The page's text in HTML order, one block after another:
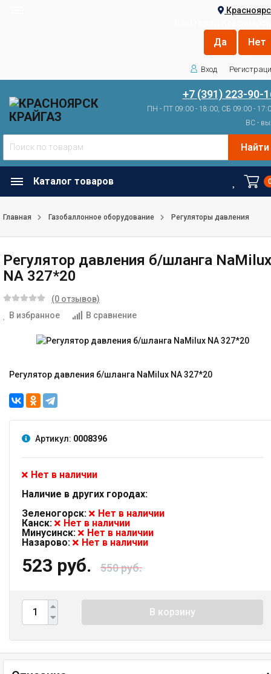
Вход
+7 (391) 223-90-
ПН - ПТ 09:00 - 18:00, СБ 09:00 -
ВС -
Найти
Каталог товаров
Главная Газобаллонное оборудование Регуляторы давления
Регулятор давления б/шланга NaMilux
NA 327*20
(0 отзывов)
В избранное
В сравнение
Регулятор давления б/шланга NaMilux NA 327*20
Артикул: 0008396
Нет в наличии
Наличие в других городах:
Зеленогорск:
Нет в наличии
Канск:
Нет в наличии
Минусинск:
Нет в наличии
Назарово:
Нет в наличии
523 руб. 550 руб.
В корзину